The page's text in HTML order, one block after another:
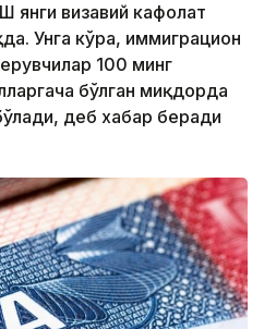
янги визавий кафолат
Унга кўра, иммиграцион
100 минг
бўлган миқдорда
деб хабар беради